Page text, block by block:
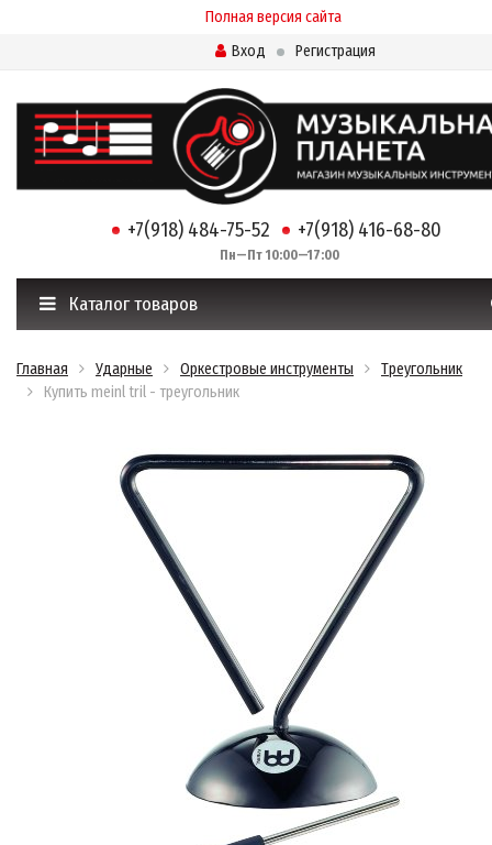
Полная версия сайта
Вход
Регистрация
+7(918) 484-75-52 +7(918) 416-68-80
Пн—Пт 10:00—17:00
Каталог товаров
Главная Ударные Оркестровые инструменты
Треугольник
Купить meinl tril - треугольник